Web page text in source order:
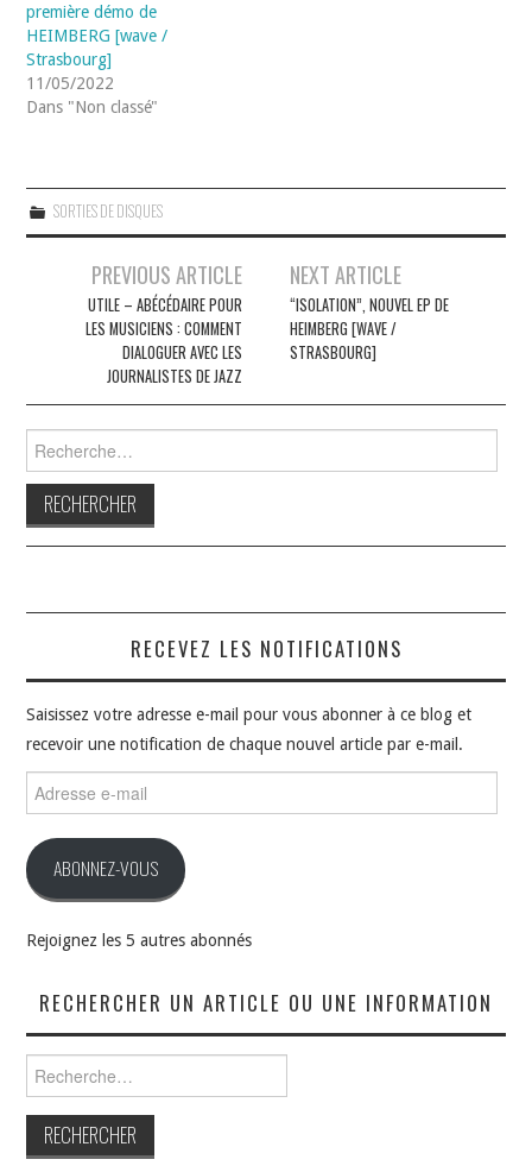
première démo de
HEIMBERG [wave /
Strasbourg]
11/05/2022
Dans "Non classé"
SORTIES DE DISQUES
Navigation
articles
PREVIOUS ARTICLE
UTILE – ABÉCÉDAIRE POUR
LES MUSICIENS : COMMENT
DIALOGUER AVEC LES
JOURNALISTES DE JAZZ
NEXT ARTICLE
“ISOLATION”, NOUVEL EP DE
HEIMBERG [WAVE /
STRASBOURG]
RECEVEZ LES NOTIFICATIONS
Saisissez votre adresse e-mail pour vous abonner à ce blog et
recevoir une notification de chaque nouvel article par e-mail.
e-
ABONNEZ-VOUS
Rejoignez les 5 autres abonnés
RECHERCHER UN ARTICLE OU UNE INFORMATION